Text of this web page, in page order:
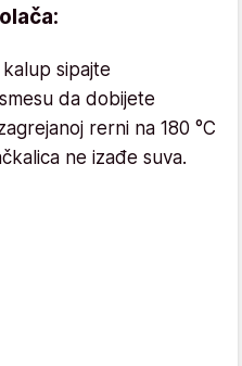
sipajte
da dobijete
rerni na 180 °C
ne izađe suva.